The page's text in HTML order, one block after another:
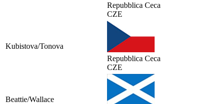
Repubblica Ceca
CZE
Kubistova/Tonova
Repubblica Ceca
CZE
Beattie/Wallace